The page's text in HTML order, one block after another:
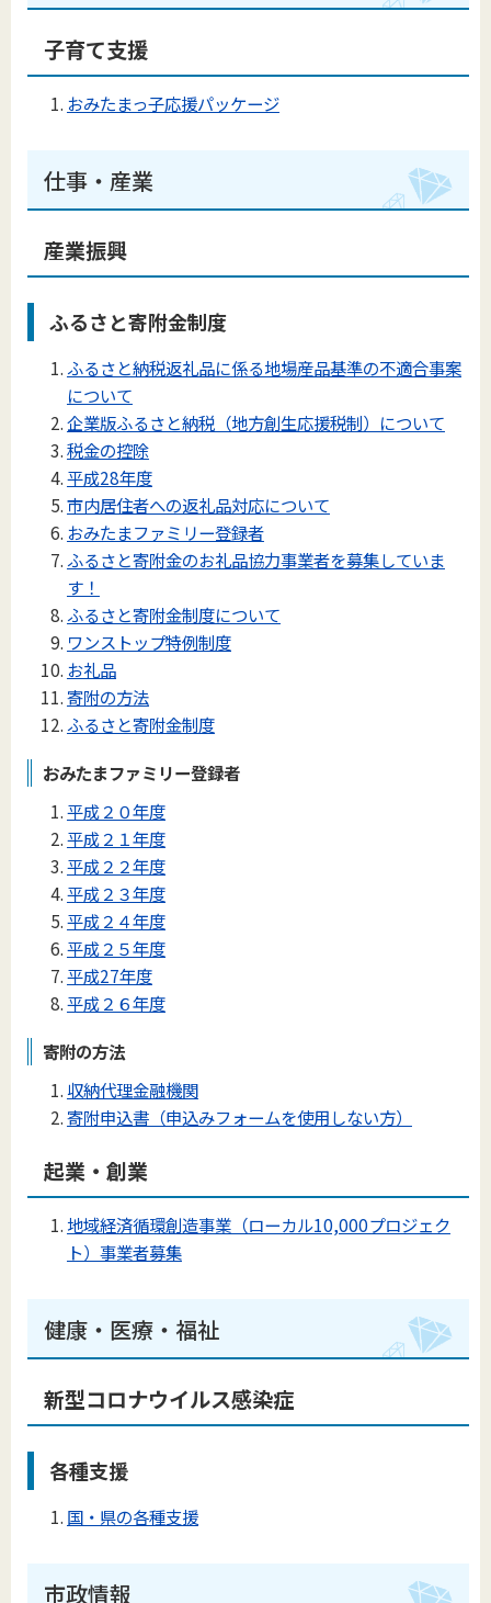
子育て支援
おみたまっ子応援パッケージ
仕事・産業
産業振興
ふるさと寄附金制度
ふるさと納税返礼品に係る地場産品基準の不適合事案
について
企業版ふるさと納税（地方創生応援税制）について
税金の控除
平成28年度
市内居住者への返礼品対応について
おみたまファミリー登録者
ふるさと寄附金のお礼品協力事業者を募集していま
す！
ふるさと寄附金制度について
ワンストップ特例制度
お礼品
寄附の方法
ふるさと寄附金制度
おみたまファミリー登録者
平成２０年度
平成２１年度
平成２２年度
平成２３年度
平成２４年度
平成２５年度
平成27年度
平成２６年度
寄附の方法
収納代理金融機関
寄附申込書（申込みフォームを使用しない方）
起業・創業
地域経済循環創造事業（ローカル10,000プロジェク
ト）事業者募集
健康・医療・福祉
新型コロナウイルス感染症
各種支援
国・県の各種支援
市政情報